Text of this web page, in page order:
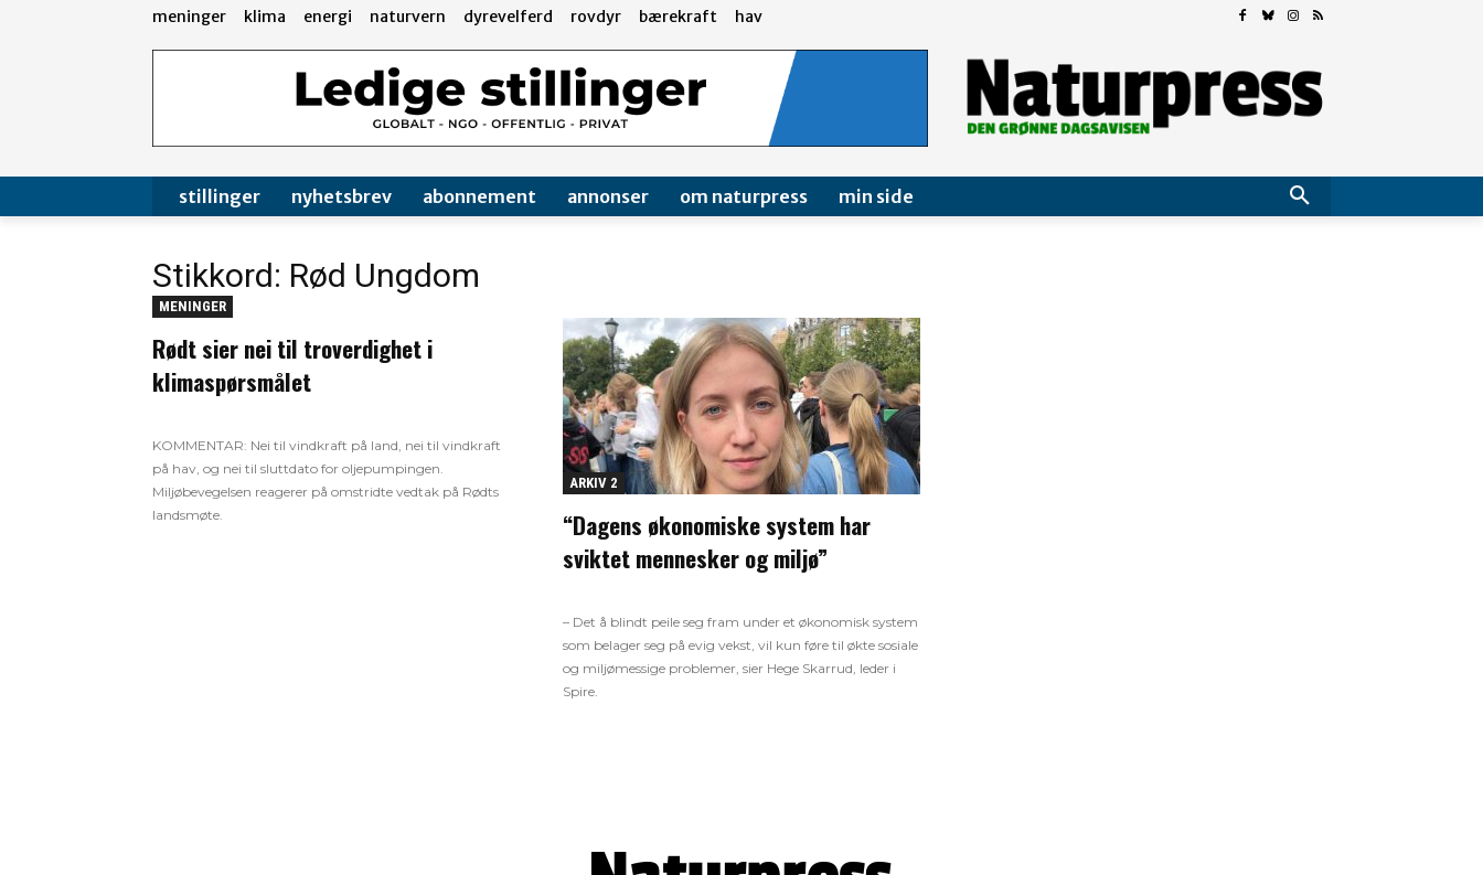
meninger klima energi naturvern dyrevelferd rovdyr bærekraft hav
stillinger nyhetsbrev abonnement annonser om naturpress min side
Stikkord: Rød Ungdom
MENINGER
Rødt sier nei til troverdighet i
klimaspørsmålet
KOMMENTAR: Nei til vindkraft på land, nei til vindkraft
på hav, og nei til sluttdato for oljepumpingen.
Miljøbevegelsen reagerer på omstridte vedtak på Rødts
landsmøte.
ARKIV 2
“Dagens økonomiske system har
sviktet mennesker og miljø”
– Det å blindt peile seg fram under et økonomisk system
som belager seg på evig vekst, vil kun føre til økte sosiale
og miljømessige problemer, sier Hege Skarrud, leder i
Spire.